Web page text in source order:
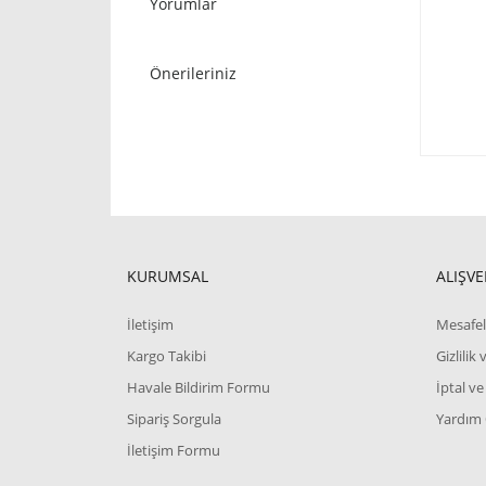
Önerileriniz
KURUMSAL
İletişim
Kargo Takibi
Havale Bildirim Formu
Sipariş Sorgula
İletişim Formu
Gizlilik
İptal ve